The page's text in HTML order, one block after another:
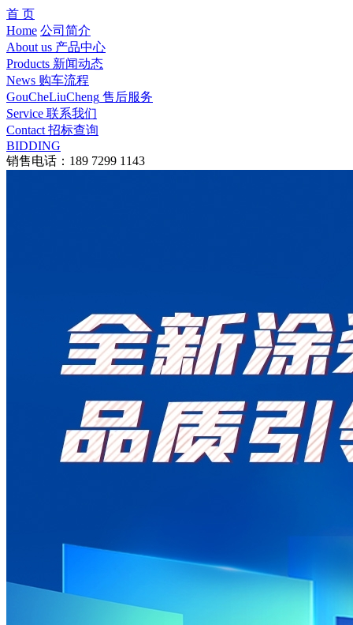
首 页
Home 公司简介
About us 产品中心
Products 新闻动态
News 购车流程
GouCheLiuCheng 售后服务
Service 联系我们
Contact 招标查询
BIDDING
销售电话：189 7299 1143